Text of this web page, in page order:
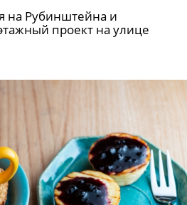
на Рубинштейна и
проект на улице